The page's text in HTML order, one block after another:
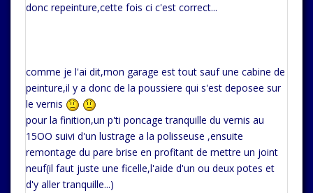
donc repeinture,cette fois ci c'est correct...
comme je l'ai dit,mon garage est tout sauf une cabine de
peinture,il y a donc de la poussiere qui s'est deposee sur
le vernis
pour la finition,un p'ti poncage tranquille du vernis au
15OO suivi d'un lustrage a la polisseuse ,ensuite
remontage du pare brise en profitant de mettre un joint
neuf(il faut juste une ficelle,l'aide d'un ou deux potes et
d'y aller tranquille...)